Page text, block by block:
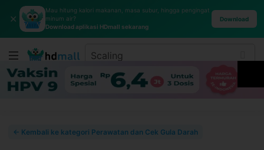
✕
Mau hitung kalori makanan, masa subur, hingga pengingat
minum air?
Download aplikasi HDmall sekarang
Download
← Kembali ke kategori Perawatan dan Cek Gula Darah